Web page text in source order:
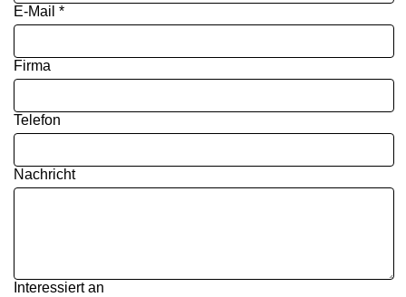
E-Mail *
Firma
Telefon
Nachricht
Interessiert an